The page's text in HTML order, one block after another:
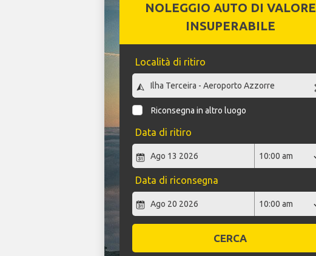
NOLEGGIO AUTO DI VALORE
INSUPERABILE
Località di ritiro
Riconsegna in altro luogo
Data di ritiro
Data di riconsegna
CERCA